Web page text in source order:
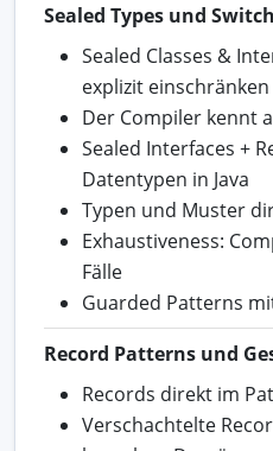
Sealed Types und
Sealed Classes &
explizit einschränken
Der Compiler kennt
Sealed Interfaces +
Datentypen in Java
Typen und Muster
Exhaustiveness:
Fälle
Guarded Patterns
Record Patterns und
Records direkt im
Verschachtelte